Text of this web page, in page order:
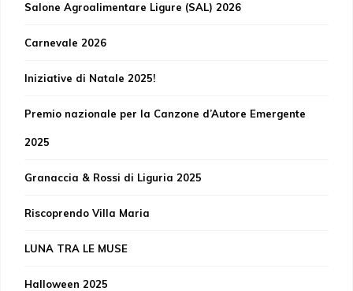
Salone Agroalimentare Ligure (SAL) 2026
Carnevale 2026
Iniziative di Natale 2025!
Premio nazionale per la Canzone d’Autore Emergente
2025
Granaccia & Rossi di Liguria 2025
Riscoprendo Villa Maria
LUNA TRA LE MUSE
Halloween 2025